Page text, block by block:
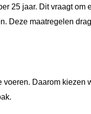
25 jaar. Dit vraagt om
Deze maatregelen
Daarom kiezen